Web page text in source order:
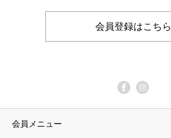
会員登録はこちら
会員メニュー